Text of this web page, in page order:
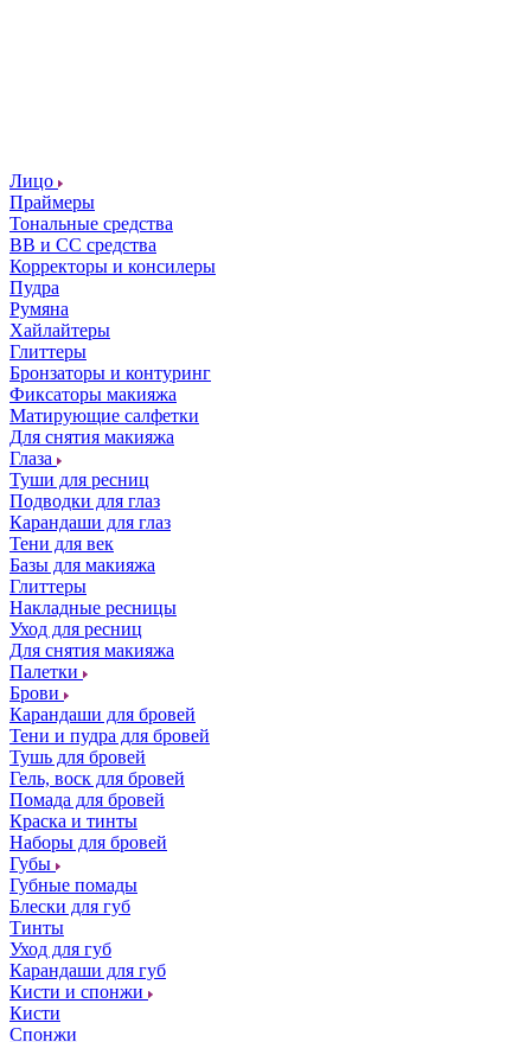
Лицо
Праймеры
Тональные средства
ВВ и СС средства
Корректоры и консилеры
Пудра
Румяна
Хайлайтеры
Глиттеры
Бронзаторы и контуринг
Фиксаторы макияжа
Матирующие салфетки
Для снятия макияжа
Глаза
Туши для ресниц
Подводки для глаз
Карандаши для глаз
Тени для век
Базы для макияжа
Глиттеры
Накладные ресницы
Уход для ресниц
Для снятия макияжа
Палетки
Брови
Карандаши для бровей
Тени и пудра для бровей
Тушь для бровей
Гель, воск для бровей
Помада для бровей
Краска и тинты
Наборы для бровей
Губы
Губные помады
Блески для губ
Тинты
Уход для губ
Карандаши для губ
Кисти и спонжи
Кисти
Спонжи